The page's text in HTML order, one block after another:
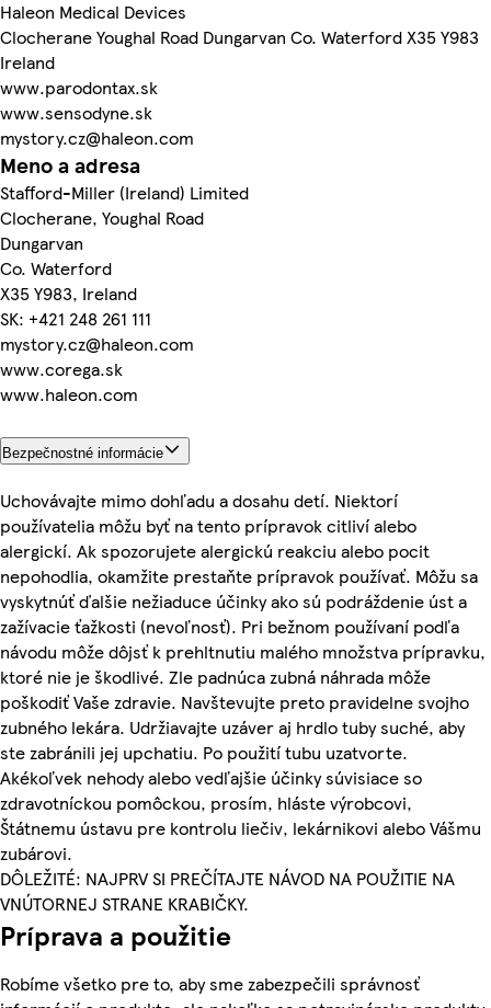
Haleon Medical Devices
Clocherane Youghal Road Dungarvan Co. Waterford X35 Y983
Ireland
www.parodontax.sk
www.sensodyne.sk
mystory.cz@haleon.com
Meno a adresa
Stafford-Miller (Ireland) Limited
Clocherane, Youghal Road
Dungarvan
Co. Waterford
X35 Y983, Ireland
SK: +421 248 261 111
mystory.cz@haleon.com
www.corega.sk
www.haleon.com
Bezpečnostné informácie
Uchovávajte mimo dohľadu a dosahu detí. Niektorí
používatelia môžu byť na tento prípravok citliví alebo
alergickí. Ak spozorujete alergickú reakciu alebo pocit
nepohodlia, okamžite prestaňte prípravok používať. Môžu sa
vyskytnúť ďalšie nežiaduce účinky ako sú podráždenie úst a
zažívacie ťažkosti (nevoľnosť). Pri bežnom používaní podľa
návodu môže dôjsť k prehltnutiu malého množstva prípravku,
ktoré nie je škodlivé. Zle padnúca zubná náhrada môže
poškodiť Vaše zdravie. Navštevujte preto pravidelne svojho
zubného lekára. Udržiavajte uzáver aj hrdlo tuby suché, aby
ste zabránili jej upchatiu. Po použití tubu uzatvorte.
Akékoľvek nehody alebo vedľajšie účinky súvisiace so
zdravotníckou pomôckou, prosím, hláste výrobcovi,
Štátnemu ústavu pre kontrolu liečiv, lekárnikovi alebo Vášmu
zubárovi.
DÔLEŽITÉ: NAJPRV SI PREČÍTAJTE NÁVOD NA POUŽITIE NA
VNÚTORNEJ STRANE KRABIČKY.
Príprava a použitie
Robíme všetko pre to, aby sme zabezpečili správnosť